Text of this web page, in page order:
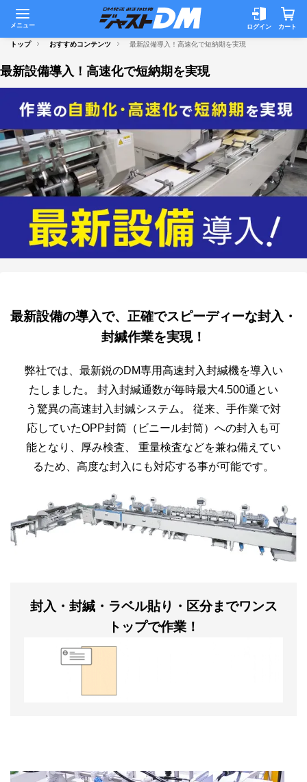
メニュー ログイン カート
トップ おすすめコンテンツ 最新設備導入！高速化で短納期を実現
最新設備導入！高速化で短納期を実現
最新設備の導入で、正確でスピーディーな封入・
封緘作業を実現！
弊社では、最新鋭のDM専用高速封入封緘機を導入い
たしました。
封入封緘通数が毎時最大4.500通とい
う驚異の高速封入封緘システム。
従来、手作業で対
応していたOPP封筒（ビニール封筒）への封入も可
能となり、厚み検査、
重量検査などを兼ね備えてい
るため、高度な封入にも対応する事が可能です。
封入・封緘・ラベル貼り・区分までワンス
トップで作業！